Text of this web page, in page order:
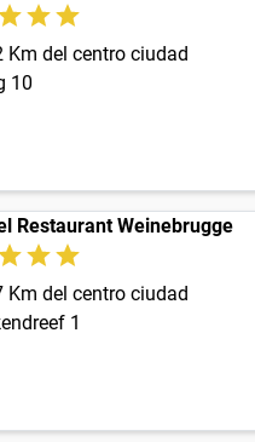
Km del centro ciudad
10
Restaurant Weinebrugge
Km del centro ciudad
1